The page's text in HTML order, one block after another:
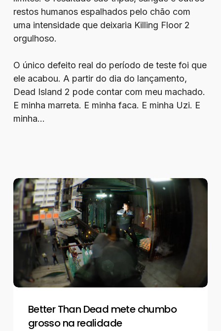
restos humanos espalhados pelo chão com
uma intensidade que deixaria Killing Floor 2
orgulhoso.
O único defeito real do período de teste foi que
ele acabou. A partir do dia do lançamento,
Dead Island 2 pode contar com meu machado.
E minha marreta. E minha faca. E minha Uzi. E
minha…
Better
Than
Dead
mete
chumbo
grosso
realidade
Better Than Dead mete chumbo
grosso na realidade